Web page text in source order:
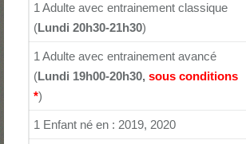
1 Adulte avec entrainement classique
(Lundi 20h30-21h30)
1 Adulte avec entrainement avancé
(Lundi 19h00-20h30, sous conditions
*)
1 Enfant né en : 2019, 2020